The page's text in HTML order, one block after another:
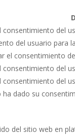
del
del usuario para
el consentimiento
del
del
ha dado su
del sitio web en